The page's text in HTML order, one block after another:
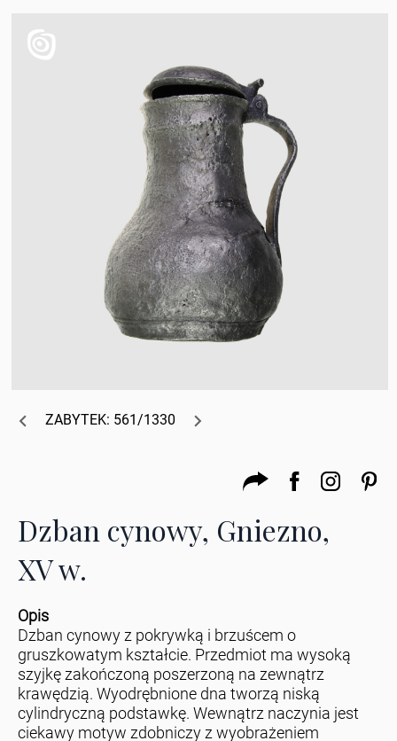
ZABYTEK: 561/1330
Dzban cynowy, Gniezno,
XV w.
Opis
Dzban cynowy z pokrywką i brzuścem o
gruszkowatym kształcie. Przedmiot ma wysoką
szyjkę zakończoną poszerzoną na zewnątrz
krawędzią. Wyodrębnione dna tworzą niską
cylindryczną podstawkę. Wewnątrz naczynia jest
ciekawy motyw zdobniczy z wyobrażeniem